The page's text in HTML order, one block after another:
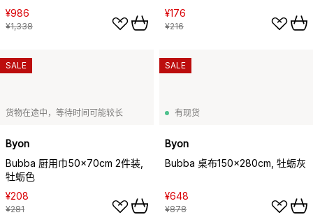
¥986
¥1,338
¥176
¥216
货物在途中，等待时间可能较长
Byon
Bubba 厨用巾50x70cm 2件装,
牡蛎色
¥208
¥281
SALE
有现货
Byon
Bubba 桌布150x280cm, 牡蛎灰
¥648
¥878
SALE